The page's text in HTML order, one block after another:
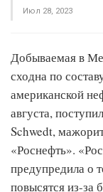
Июл 28, 2023
Добываемая в
сходна по
американской
августа,
Schwedt,
«Роснефть».
предупредила о
повысятся из-за